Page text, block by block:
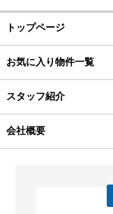
トップページ
お気に入り物件一覧
スタッフ紹介
会社概要